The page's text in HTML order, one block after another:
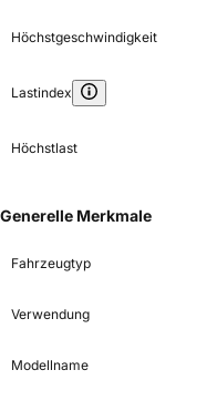
Höchstgeschwindigkeit
Lastindex
Höchstlast
Generelle Merkmale
Fahrzeugtyp
Verwendung
Modellname